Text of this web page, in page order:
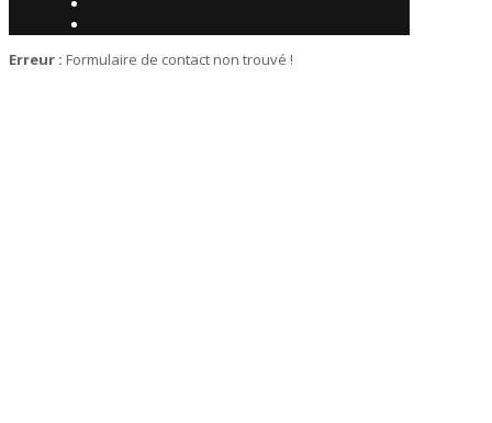
Erreur : Formulaire de contact non trouvé !